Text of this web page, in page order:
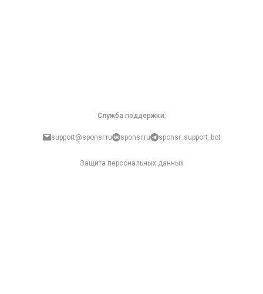
Служба поддержки:
support@sponsr.ru sponsr.ru sponsr_support_bot
Защита персональных данных